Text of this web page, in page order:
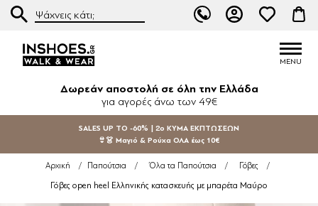
Δωρεάν αποστολή σε όλη την Ελλάδα
για αγορές άνω των 49€
SALES UP TO -60% | 2ο ΚΥΜΑ ΕΚΠΤΩΣΕΩΝ
👙👗 Μαγιό & Ρούχα ΟΛΑ έως 10€
Αρχική / Παπούτσια / Όλα τα Παπούτσια / Γόβες /
Γόβες open heel Ελληνικής κατασκευής με μπαρέτα Μαύρο